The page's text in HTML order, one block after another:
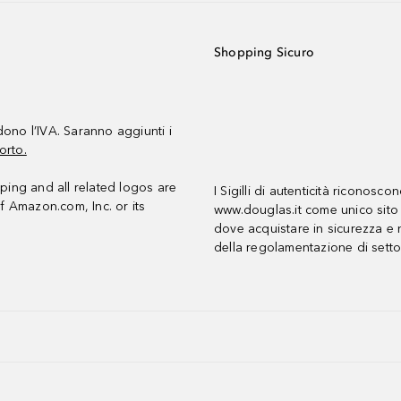
l’IVA. Saranno aggiunti i
and all related logos are
Amazon.com, Inc. or its
Shopping Sicuro
I Sigilli di autenticità
www.douglas.it come unico
dove acquistare in sicurezza e
della regolamentazione di